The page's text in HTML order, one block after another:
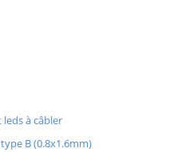
leds à câbler
type B (0.8x1.6mm)